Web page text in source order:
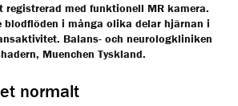
registrerad med funktionell MR kamera.
blodflöden i många olika delar hjärnan i
Balans- och neurologkliniken
Muenchen Tyskland.
normalt